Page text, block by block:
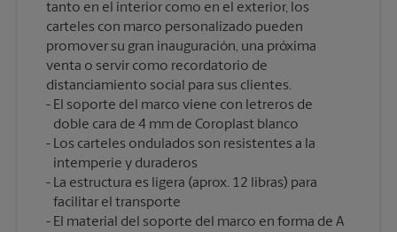
tanto en el interior como en el exterior, los
carteles con marco personalizado pueden
promover su gran inauguración, una próxima
venta o servir como recordatorio de
distanciamiento social para sus clientes.
El soporte del marco viene con letreros de
doble cara de 4 mm de Coroplast blanco
Los carteles ondulados son resistentes a la
intemperie y duraderos
La estructura es ligera (aprox. 12 libras) para
facilitar el transporte
El material del soporte del marco en forma de A